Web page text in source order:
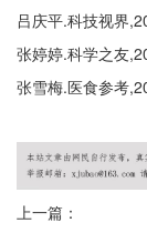
吕庆平.科技视界
张婷婷.科学之友
张雪梅.医食参考
上一篇：